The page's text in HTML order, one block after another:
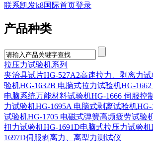
联系凯发k8国际首页登录
产品种类
拉压力试验机系列
夹治具试片HG-527A2高速拉力、剥离力
验机HG-1632B 电脑式拉力试验机HG-
电脑系统万能材料试验机HG-1666 伺服控
力试验机HG-1695A 电脑式剥离试验机HG-
试验机HG-1705 电磁式弹簧高频疲劳试验
扭力试验机HG-1691D电脑式拉压力试验机
1697D伺服剥离力、离型力测试仪